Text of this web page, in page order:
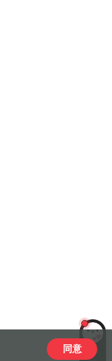
LiLi
同意